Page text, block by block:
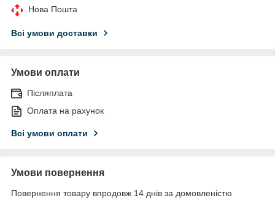
Нова Пошта
Всі умови доставки
Умови оплати
Післяплата
Оплата на рахунок
Всі умови оплати
Умови повернення
Повернення товару впродовж 14 днів за домовленістю